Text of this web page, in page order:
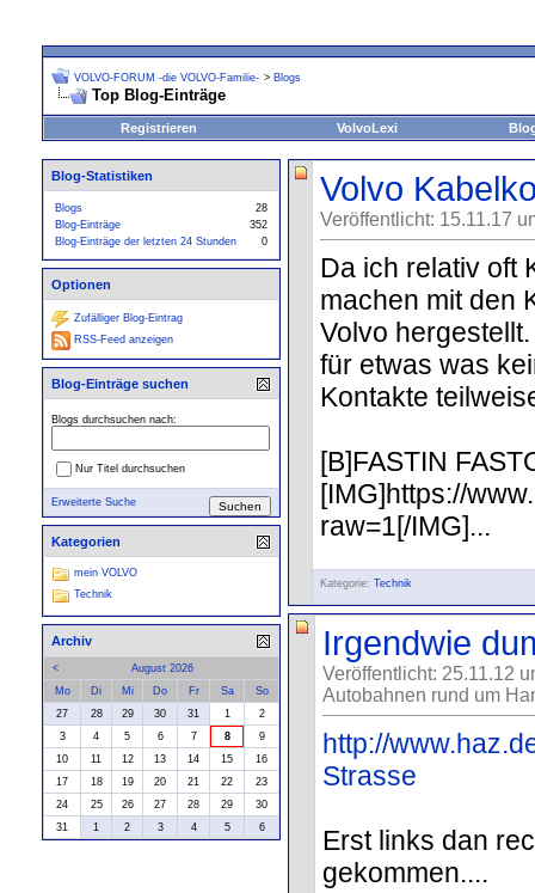
VOLVO-FORUM -die VOLVO-Familie- > Blogs
Top Blog-Einträge
Registrieren VolvoLexi
Volvo
Veröffentlicht: 15.11.17
Da ich relativ oft
machen mit den
Volvo
für etwas was
Kontakte
[B]FASTIN
[IMG]https://
raw=1[/IMG]...
Kategorie: Technik
Irgendwie
Veröffentlicht: 25.11.12
Autobahnen rund um
http://
Strasse
Erst links dan
gekommen....
Blog-Statistiken
Blogs
28
Blog-Einträge
352
Blog-Einträge der letzten 24 Stunden
0
Optionen
Zufälliger Blog-Eintrag
RSS-Feed anzeigen
Blog-Einträge suchen
Blogs durchsuchen nach:
Nur Titel durchsuchen
Erweiterte Suche
Kategorien
mein VOLVO
Technik
Archiv
<
August 2026
Mo
Di Mi Do Fr Sa
So
27
28 29 30 31 1
2
3
4 5 6 7 8
9
10
11 12 13 14 15
16
17
18 19 20 21 22
23
24
25 26 27 28 29
30
31
1 2 3 4 5 6